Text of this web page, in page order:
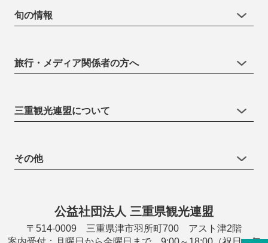
旬の情報
旅行・メディア関係者の方へ
三重観光連盟について
その他
公益社団法人 三重県観光連盟
〒514-0009 三重県津市羽所町700 アスト津2階